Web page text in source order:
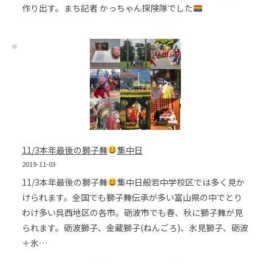
作り出す。まち記者 かっちゃん探険隊でした
11/3本年最後の獅子舞 集中日
2019-11-03
11/3本年最後の獅子舞
集中日般若中学校区では多く見か
けられます。全国でも獅子舞伝承が多い富山県の中でとり
わけ多い呉西地区の各市。砺波市でも春、秋に獅子舞が見
られます。砺波獅子、金蔵獅子(ねんごろ)、氷見獅子、砺波
＋氷…